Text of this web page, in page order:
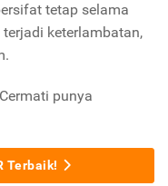
tetap selama
keterlambatan,
punya
Terbaik!